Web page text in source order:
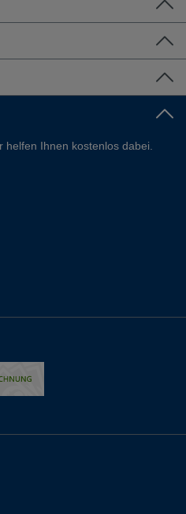
helfen Ihnen kostenlos dabei.